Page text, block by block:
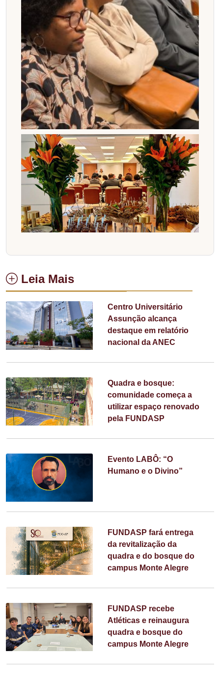
Leia Mais
Centro Universitário
Assunção alcança
destaque em relatório
nacional da ANEC
Quadra e bosque:
comunidade começa a
utilizar espaço renovado
pela FUNDASP
Evento LABÔ: “O
Humano e o Divino”
FUNDASP fará entrega
da revitalização da
quadra e do bosque do
campus Monte Alegre
FUNDASP recebe
Atléticas e reinaugura
quadra e bosque do
campus Monte Alegre